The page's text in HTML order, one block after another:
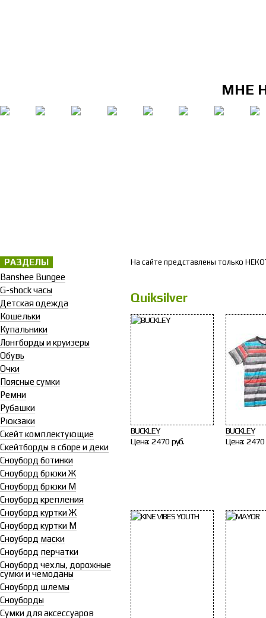
МНЕ
На сайте представлены только
Quiksilver
BUCKLEY
Цена: 2 470 руб.
BUCKLEY
Цена: 2 470
РАЗДЕЛЫ
Banshee Bungee
G-shock часы
Детская одежда
Кошельки
Купальники
Лонгборды и круизеры
Обувь
Очки
Поясные сумки
Ремни
Рубашки
Рюкзаки
Скейт комплектующие
Скейтборды в сборе и деки
Сноуборд ботинки
Сноуборд брюки Ж
Сноуборд брюки М
Сноуборд крепления
Сноуборд куртки Ж
Сноуборд куртки М
Сноуборд маски
Сноуборд перчатки
Сноуборд чехлы, дорожные
сумки и чемоданы
Сноуборд шлемы
Сноуборды
Сумки для аксессуаров